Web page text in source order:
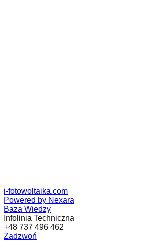
i-fotowoltaika.com
Powered by Nexara
Baza Wiedzy
Infolinia Techniczna
+48 737 496 462
Zadzwoń